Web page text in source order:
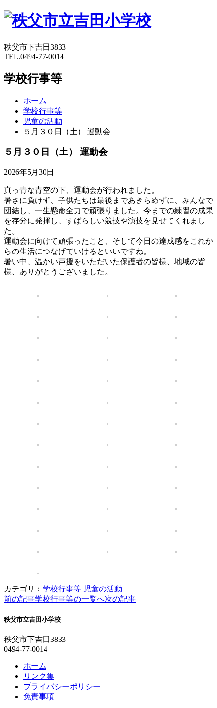
秩父市下吉田3833
TEL.0494-77-0014
学校行事等
ホーム
学校行事等
児童の活動
５月３０日（土） 運動会
５月３０日（土） 運動会
2026年5月30日
真っ青な青空の下、運動会が行われました。
暑さに負けず、子供たちは最後まであきらめずに、みんなで
団結し、一生懸命全力で頑張りました。今までの練習の成果
を存分に発揮し、すばらしい競技や演技を見せてくれまし
た。
運動会に向けて頑張ったこと、そして今日の達成感をこれか
らの生活につなげていけるといいですね。
暑い中、温かい声援をいただいた保護者の皆様、地域の皆
様、ありがとうございました。
カテゴリ： 学校行事等 児童の活動
前の記事学校行事等の一覧へ次の記事
秩父市立吉田小学校
秩父市下吉田3833
0494-77-0014
ホーム
リンク集
プライバシーポリシー
免責事項